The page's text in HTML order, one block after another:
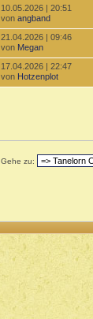
10.05.2026 | 20:51
vonangband
21.04.2026 | 09:46
von Megan
17.04.2026 | 22:47
von Hotzenplot
Gehe zu: